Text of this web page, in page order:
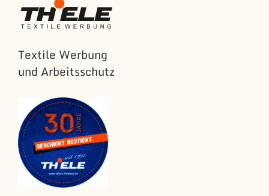
Textile Werbung
und Arbeitsschutz